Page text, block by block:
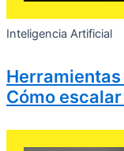
Inteligencia Artificial
Cómo